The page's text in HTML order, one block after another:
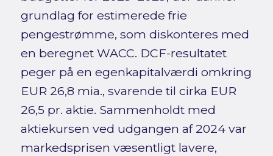
grundlag for estimerede frie
pengestrømme, som diskonteres med
en beregnet WACC. DCF-resultatet
peger på en egenkapitalværdi omkring
EUR 26,8 mia., svarende til cirka EUR
26,5 pr. aktie. Sammenholdt med
aktiekursen ved udgangen af 2024 var
markedsprisen væsentligt lavere,